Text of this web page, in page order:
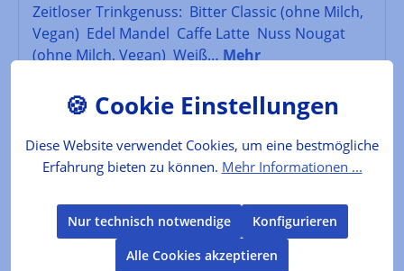
Zeitloser Trinkgenuss: Bitter Classic (ohne Milch,
Vegan) Edel Mandel Caffe Latte Nuss Nougat
(ohne Milch, Vegan) Weiß… Mehr
Der Produzent
Folgende Infos zum Hersteller sind verfübar...
Mehr
Lebensmittelkennzeichnung
5 Trinkschokoladenriegel in den Sorten:
Diese Website verwendet Cookies, um eine bestmögliche
Erfahrung bieten zu können. Mehr Informationen ...
Nur technisch notwendige
Konfigurieren
Alle Cookies akzeptieren